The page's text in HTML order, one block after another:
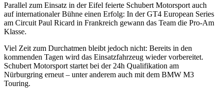
Parallel zum Einsatz in der Eifel feierte Schubert Motorsport auch
auf internationaler Bühne einen Erfolg: In der GT4 European Series
am Circuit Paul Ricard in Frankreich gewann das Team die Pro-Am
Klasse.
Viel Zeit zum Durchatmen bleibt jedoch nicht: Bereits in den
kommenden Tagen wird das Einsatzfahrzeug wieder vorbereitet.
Schubert Motorsport startet bei der 24h Qualifikation am
Nürburgring erneut – unter anderem auch mit dem BMW M3
Touring.